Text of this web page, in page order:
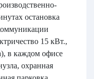
остановка
15 кВт.,
в каждом офисе
охранная